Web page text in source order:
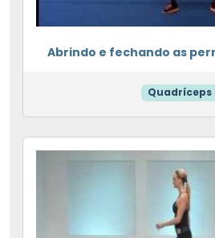
Abrindo e fechando as
Quadríceps